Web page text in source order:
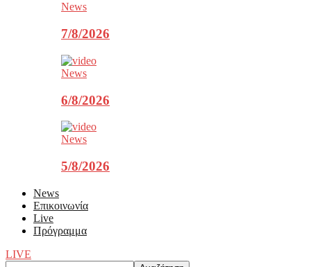
News
7/8/2026
News
6/8/2026
News
5/8/2026
News
Επικοινωνία
Live
Πρόγραμμα
LIVE